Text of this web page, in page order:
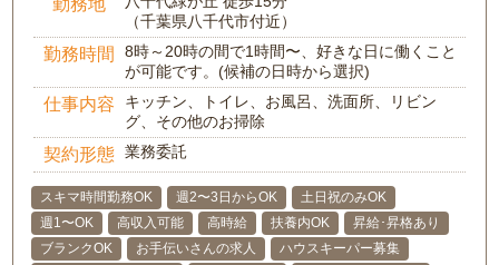
（千葉県八千代市付近）
勤務時間
8時～20時の間で1時間〜、好きな日に働くこと
が可能です。(候補の日時から選択)
仕事内容
キッチン、トイレ、お風呂、洗面所、リビン
グ、その他のお掃除
契約形態 業務委託
スキマ時間勤務OK 週2〜3日からOK
土日祝のみOK
週1〜OK
高収入可能 高時給 扶養内OK
昇給･昇格あり
ブランクOK
お手伝いさんの求人
ハウスキーパー募集